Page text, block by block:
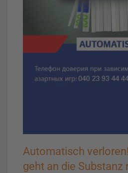
Automatisch
geht an die Substanz